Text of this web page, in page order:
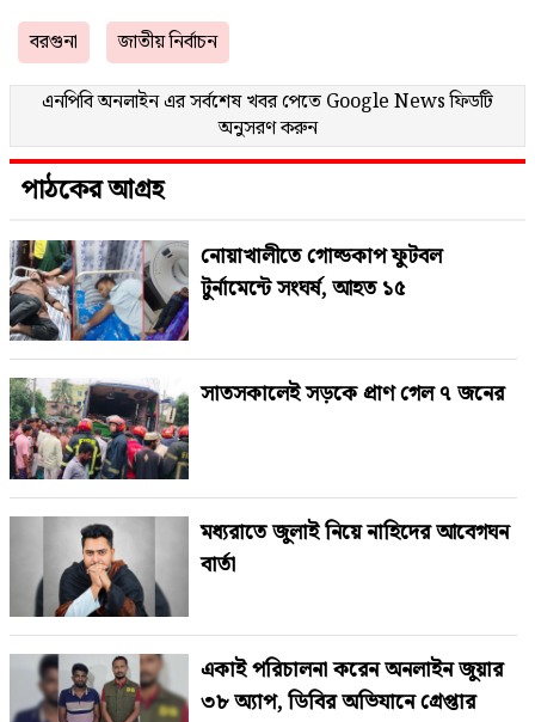
বরগুনা
জাতীয় নির্বাচন
এনপিবি অনলাইন এর সর্বশেষ খবর পেতে Google Newsফিডটি
অনুসরণ করুন
পাঠকের আগ্রহ
নোয়াখালীতে গোল্ডকাপ ফুটবল
টুর্নামেন্টে সংঘর্ষ, আহত ১৫
সাতসকালেই সড়কে প্রাণ গেল ৭ জনের
মধ্যরাতে জুলাই নিয়ে নাহিদের আবেগঘন
বার্তা
একাই পরিচালনা করেন অনলাইন জুয়ার
৩৮ অ্যাপ, ডিবির অভিযানে গ্রেপ্তার